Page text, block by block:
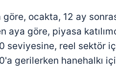
göre, ocakta, 12 ay
aya göre, piyasa
seviyesine, reel sektör
gerilerken hanehalkı